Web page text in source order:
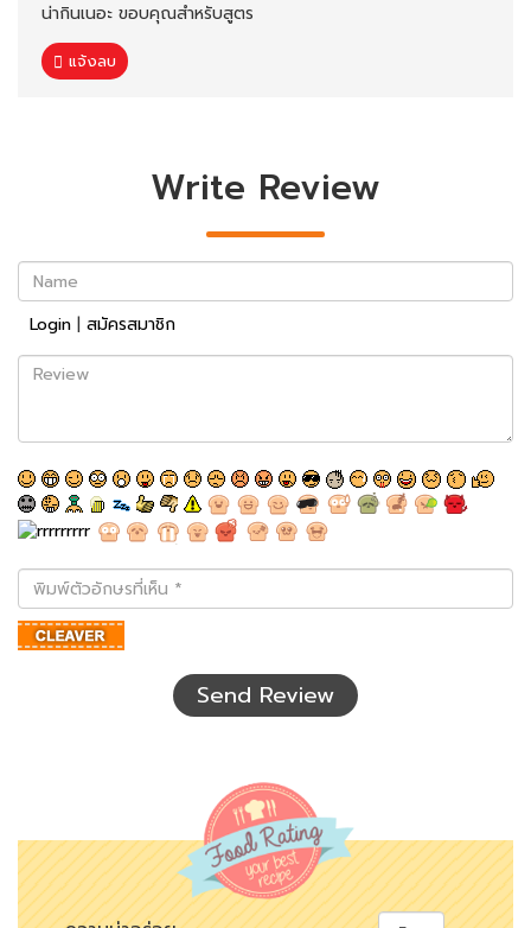
น่ากินเนอะ ขอบคุณสำหรับสูตร
แจ้งลบ
Write Review
Name
Login | สมัครสมาชิก
Review
พิมพ์
ตัว
อักษร
ที่
Send Review